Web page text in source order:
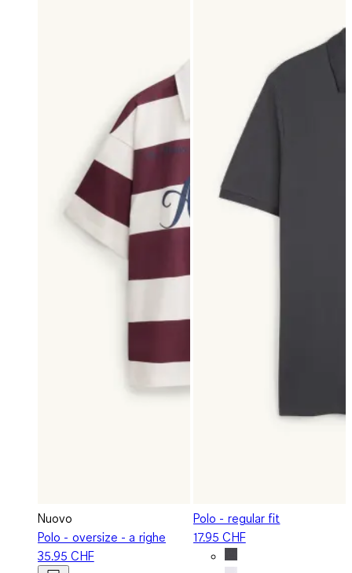
Nuovo
Polo - oversize - a righe
35.95 CHF
Polo - regular fit
17.95 CHF